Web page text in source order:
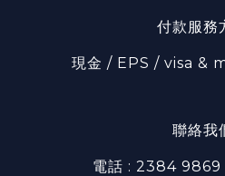
付款服務
現金 / EPS / visa &
聯絡我
電話 : 2384 9869